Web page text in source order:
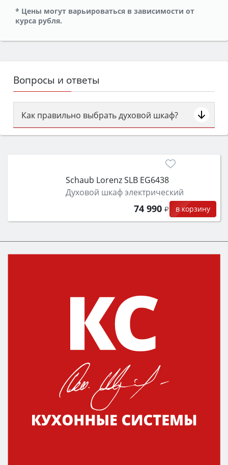
* Цены могут варьироваться в зависимости от
курса рубля.
Вопросы и ответы
Как правильно выбрать духовой шкаф?
Сначала определитесь с типом (газовый или
затем смотрите на объём 50–70 л для семьи,
функции (конвекция, гриль, самоочистка,
защита от детей).
Schaub Lorenz SLB EG6438
Духовой шкаф электрический
74 990 в корзину